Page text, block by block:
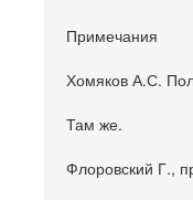
Примечания
Хомяков А.С.
Там же.
Флоровский Г.,